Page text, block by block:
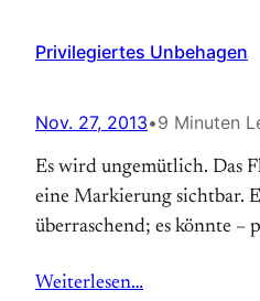
Privilegiertes Unbehagen
Nov. 27, 2013•9 Minuten
Es wird ungemütlich. Das
eine Mar­kierung sicht­bar.
überraschend; es könnte –
Weiterlesen…